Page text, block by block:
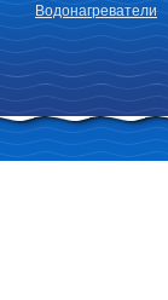
Водонагреватели